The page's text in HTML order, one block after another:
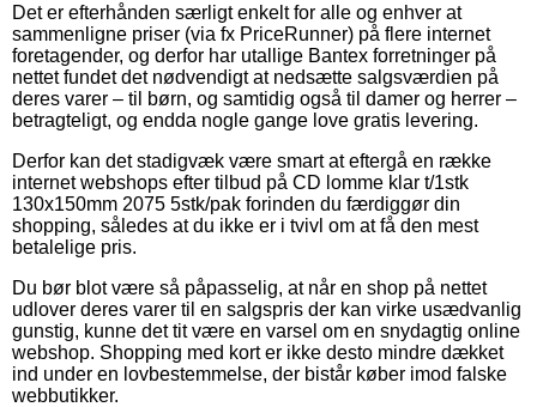
Det er efterhånden særligt enkelt for alle og enhver at
sammenligne priser (via fx PriceRunner) på flere internet
foretagender, og derfor har utallige Bantex forretninger på
nettet fundet det nødvendigt at nedsætte salgsværdien på
deres varer – til børn, og samtidig også til damer og herrer –
betragteligt, og endda nogle gange love gratis levering.
Derfor kan det stadigvæk være smart at eftergå en række
internet webshops efter tilbud på CD lomme klar t/1stk
130x150mm 2075 5stk/pak forinden du færdiggør din
shopping, således at du ikke er i tvivl om at få den mest
betalelige pris.
Du bør blot være så påpasselig, at når en shop på nettet
udlover deres varer til en salgspris der kan virke usædvanlig
gunstig, kunne det tit være en varsel om en snydagtig online
webshop. Shopping med kort er ikke desto mindre dækket
ind under en lovbestemmelse, der bistår køber imod falske
webbutikker.